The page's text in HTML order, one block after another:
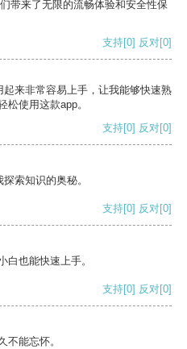
带来了无限的流畅体验和安全性保
支持[0] 反对[0]
来非常容易上手，让我能够快速熟
松使用这款app。
支持[0] 反对[0]
索知识的奥秘。
支持[0] 反对[0]
白也能快速上手。
支持[0] 反对[0]
不能忘怀。